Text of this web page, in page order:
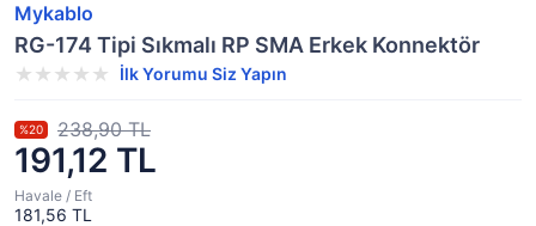
Mykablo
RG-174 Tipi Sıkmalı RP SMA Erkek Konnektör
İlk Yorumu Siz Yapın
191,12 TL
%20 238,90 TL
Havale / Eft
181,56 TL